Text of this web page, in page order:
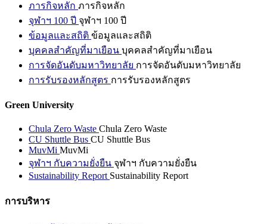
ภารกิจหลัก ภารกิจหลัก
จุฬาฯ 100 ปี จุฬาฯ 100 ปี
ข้อมูลและสถิติ ข้อมูลและสถิติ
บุคคลสำคัญที่มาเยือน บุคคลสำคัญที่มาเยือน
การจัดอันดับมหาวิทยาลัย การจัดอันดับมหาวิทยาลัย
การรับรองหลักสูตร การรับรองหลักสูตร
Green University
Chula Zero Waste Chula Zero Waste
CU Shuttle Bus CU Shuttle Bus
MuvMi MuvMi
จุฬาฯ กับความยั่งยืน จุฬาฯ กับความยั่งยืน
Sustainability Report Sustainability Report
การบริหาร